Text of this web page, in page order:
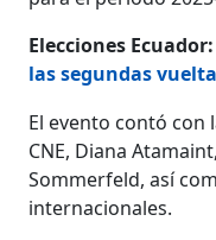
Elecciones
las segundas
El evento contó con
CNE, Diana
Sommerfeld, así
internacionales.